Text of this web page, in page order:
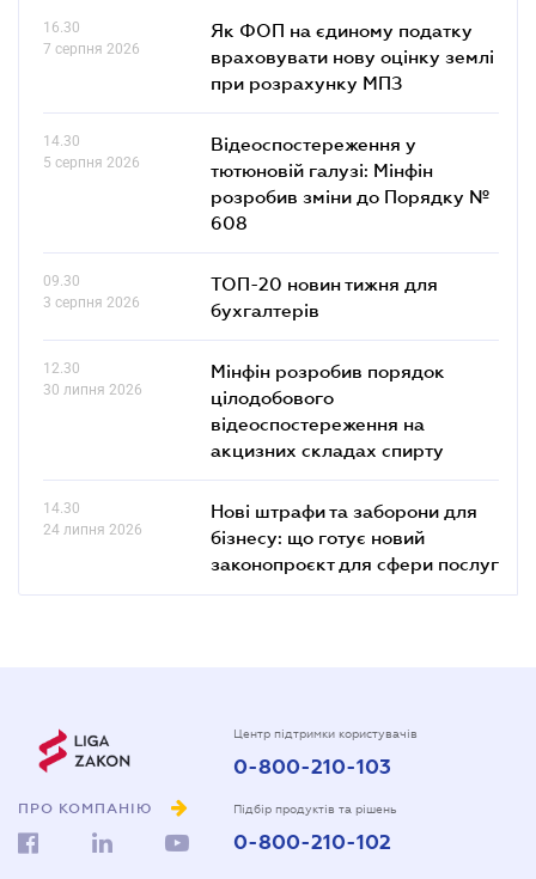
16.30
7 серпня 2026
Як ФОП на єдиному податку
враховувати нову оцінку землі
при розрахунку МПЗ
14.30
5 серпня 2026
Відеоспостереження у
тютюновій галузі: Мінфін
розробив зміни до Порядку №
608
09.30
3 серпня 2026
ТОП-20 новин тижня для
бухгалтерів
12.30
30 липня 2026
Мінфін розробив порядок
цілодобового
відеоспостереження на
акцизних складах спирту
14.30
24 липня 2026
Нові штрафи та заборони для
бізнесу: що готує новий
законопроєкт для сфери послуг
ПРО КОМПАНІЮ
Центр підтримки користувачів
0-800-210-103
Підбір продуктів та рішень
0-800-210-102